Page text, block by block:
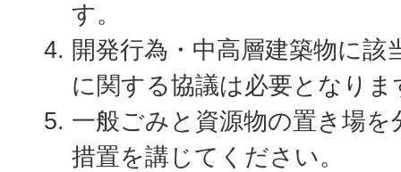
す。
開発行為・中高層建築物に該
に関する協議は必要となりま
一般ごみと資源物の置き場
措置を講じてください。